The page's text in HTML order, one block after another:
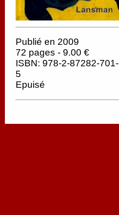
Publié en 2009
72 pages - 9.00 €
ISBN: 978-2-87282-701-
5
Epuisé